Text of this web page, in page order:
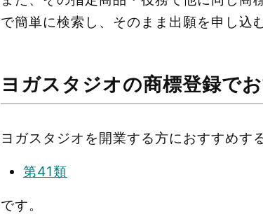
で簡単に検索し、そのまま出願を申し込
ヨガスタジオの商標登録で
ヨガスタジオを開業する方におすすめす
第41類
です。